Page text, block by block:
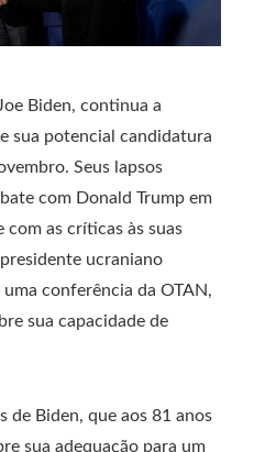
Biden, continua a
sua potencial candidatura
Seus lapsos
com Donald Trump em
as críticas às suas
ucraniano
conferência da OTAN,
sua capacidade de
de Biden, que aos 81 anos
sua adequação para um